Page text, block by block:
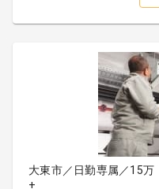
大東市／日勤専属／15万
+